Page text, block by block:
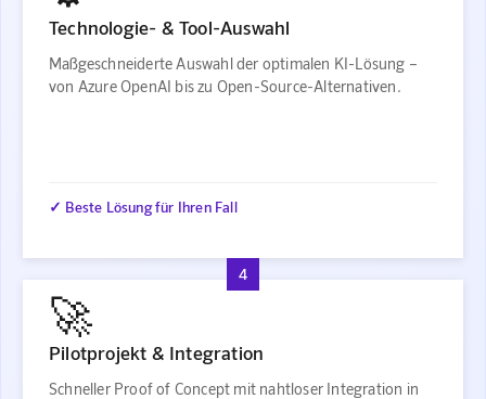
Technologie- & Tool-Auswahl
Maßgeschneiderte Auswahl der optimalen KI-Lösung –
von Azure OpenAI bis zu Open-Source-Alternativen.
✓ Beste Lösung für Ihren Fall
4
🚀
Pilotprojekt & Integration
Schneller Proof of Concept mit nahtloser Integration in